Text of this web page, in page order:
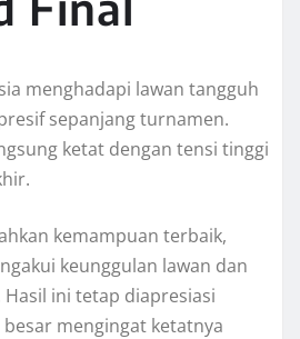
menghadapi lawan tangguh
sepanjang turnamen.
ketat dengan tensi tinggi
kemampuan terbaik,
keunggulan lawan dan
ini tetap diapresiasi
mengingat ketatnya